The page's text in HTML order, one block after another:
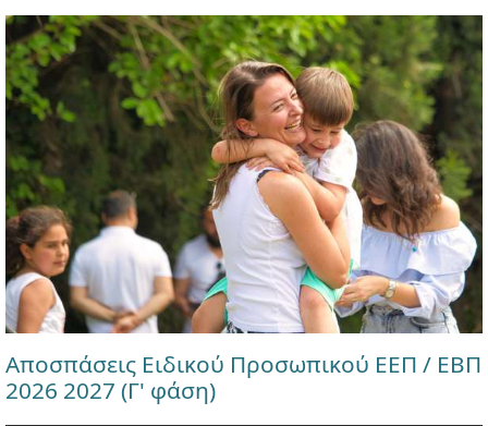
Αποσπάσεις Ειδικού Προσωπικού ΕΕΠ / ΕΒΠ
2026 2027 (Γ' φάση)